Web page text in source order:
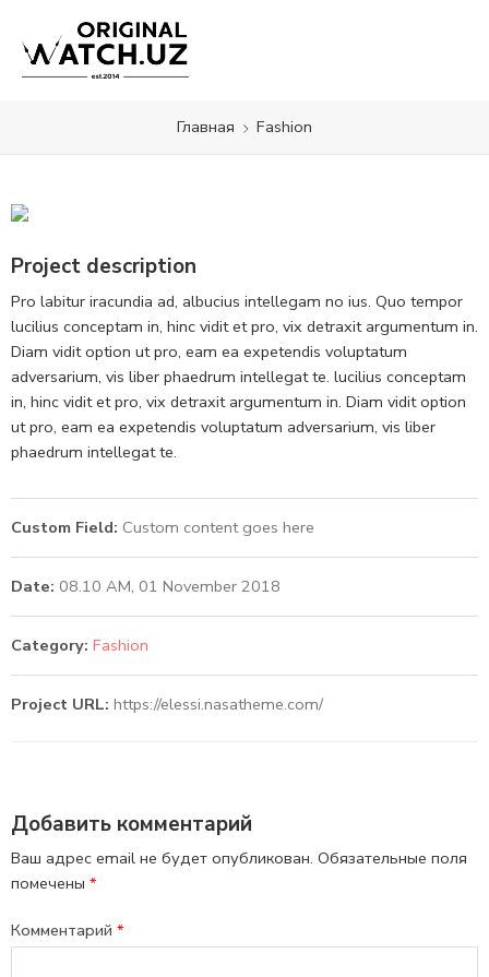
Главная Fashion
Project description
Pro labitur iracundia ad, albucius intellegam no ius. Quo tempor
lucilius conceptam in, hinc vidit et pro, vix detraxit argumentum in.
Diam vidit option ut pro, eam ea expetendis voluptatum
adversarium, vis liber phaedrum intellegat te. lucilius conceptam
in, hinc vidit et pro, vix detraxit argumentum in. Diam vidit option
ut pro, eam ea expetendis voluptatum adversarium, vis liber
phaedrum intellegat te.
Custom Field: Custom content goes here
Date: 08.10 AM, 01 November 2018
Category: Fashion
Project URL: https://elessi.nasatheme.com/
Добавить комментарий
Ваш адрес email не будет опубликован. Обязательные поля
помечены *
Комментарий *